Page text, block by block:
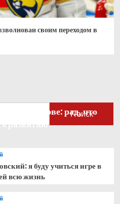
своим переходом в
Поиск
Ахтямове: рад, что
развитию
я буду учиться игре в
всю жизнь